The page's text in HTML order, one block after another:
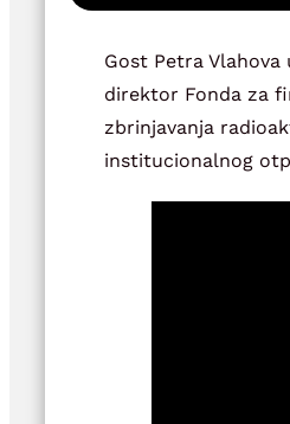
Gost Petra
direktor Fonda za
zbrinjavanja
institucionalnog